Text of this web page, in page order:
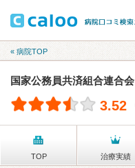
« 病院TOP
国家公務員共済組合連合会
3.52
TOP 治療実績